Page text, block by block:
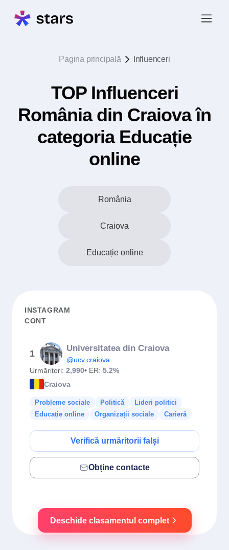
Pagina principală Influenceri
TOP Influenceri
România din Craiova în
categoria Educație
online
România
Craiova
Educație online
INSTAGRAM
CONT
1
Universitatea din Craiova
@ucv.craiova
Urmăritori: 2,990• ER: 5.2%
Craiova
Probleme sociale Politică
Lideri politici
Educație online
Organizații sociale Carieră
Verifică urmăritorii falși
Obține contacte
Deschide clasamentul complet